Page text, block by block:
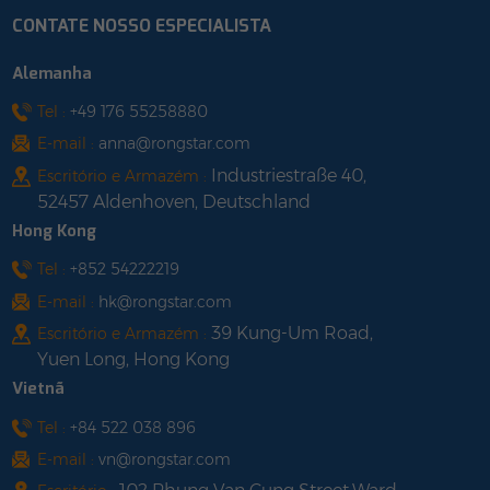
IP65Projetado para
flexibilidade. Adequado
para instalação
remotoMonitore seu
sistema remotamente
por meio de um
aplicativo para
smartphone ou portal
chamativo. Por meio do
função de
carregamento
pode monitorar
CONTATE NOSSO ESPECIALISTA
Alemanha
Tel : +49 176 55258880
E-mail : anna@rongstar.com
Escritório e Armazém : Industriestraße 40,
52457 Aldenhoven, Deutschland
Hong Kong
Tel : +852 54222219
E-mail : hk@rongstar.com
Escritório e Armazém : 39 Kung-Um Road,
Yuen Long, Hong Kong
Vietnã
Tel : +84 522 038 896
E-mail : vn@rongstar.com